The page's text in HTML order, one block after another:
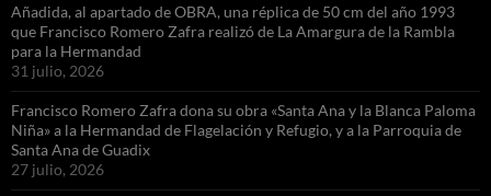
Añadida, al apartado de OBRA, una réplica de 50 cm del año 1993
que Francisco Romero Zafra realizó de La Amargura de la Rambla
para la Hermandad
31 julio, 2026
Francisco Romero Zafra dona su obra «Santa Ana y la Blanca Paloma
Niña» a la Hermandad de Flagelación y Refugio, y a la Parroquia de
Santa Ana de Guadix
27 julio, 2026